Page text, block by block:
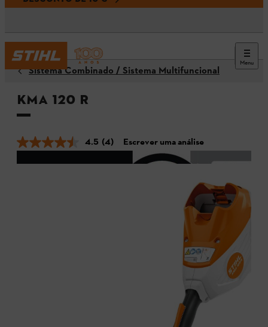
Menu
Sistema Combinado / Sistema Multifuncional
KMA 120 R
4.5 (4) Escrever uma análise